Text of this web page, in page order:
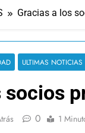
Gracias a los
ULTIMAS NOTICIAS
socios
0 1